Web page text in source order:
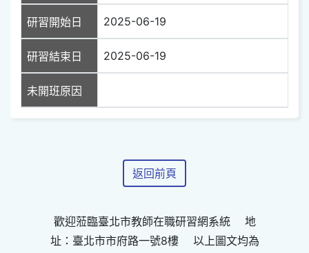
研習開始日 2025-06-19
研習結束日 2025-06-19
未開班原因
返回前頁
歡迎蒞臨臺北市教師在職研習網系統 地
址：臺北市市府路一號8樓 以上圖文均為